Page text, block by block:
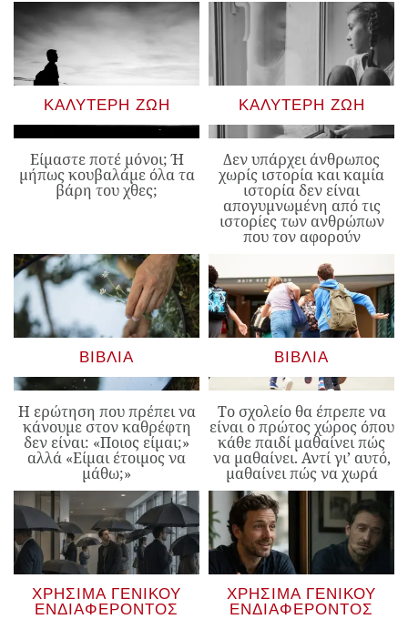
ΚΑΛΎΤΕΡΗ ΖΩΉ
Είμαστε ποτέ μόνοι; Ή
μήπως κουβαλάμε όλα τα
βάρη του χθες;
ΚΑΛΎΤΕΡΗ ΖΩΉ
Δεν υπάρχει άνθρωπος
χωρίς ιστορία και καμία
ιστορία δεν είναι
απογυμνωμένη από τις
ιστορίες των ανθρώπων
που τον αφορούν
ΒΙΒΛΊΑ
Η ερώτηση που πρέπει να
κάνουμε στον καθρέφτη
δεν είναι: «Ποιος είμαι;»
αλλά «Είμαι έτοιμος να
μάθω;»
ΒΙΒΛΊΑ
Το σχολείο θα έπρεπε να
είναι ο πρώτος χώρος όπου
κάθε παιδί μαθαίνει πώς
να μαθαίνει. Αντί γι’ αυτό,
μαθαίνει πώς να χωρά
ΧΡΉΣΙΜΑ ΓΕΝΙΚΟΎ
ΕΝΔΙΑΦΈΡΟΝΤΟΣ
ΧΡΉΣΙΜΑ ΓΕΝΙΚΟΎ
ΕΝΔΙΑΦΈΡΟΝΤΟΣ